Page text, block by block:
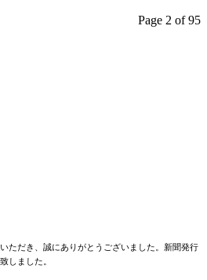
Page 2 of 95
ただき、誠にありがとうございました。新聞発行
しました。